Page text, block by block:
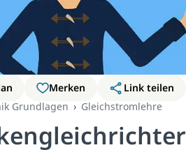
Merken
Link teilen
Grundlagen
Gleichstromlehre